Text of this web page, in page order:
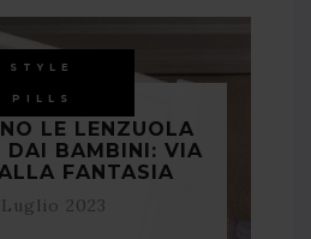
STYLE
PILLS
LE LENZUOLA
DAI BAMBINI: VIA
FANTASIA
Luglio 2023